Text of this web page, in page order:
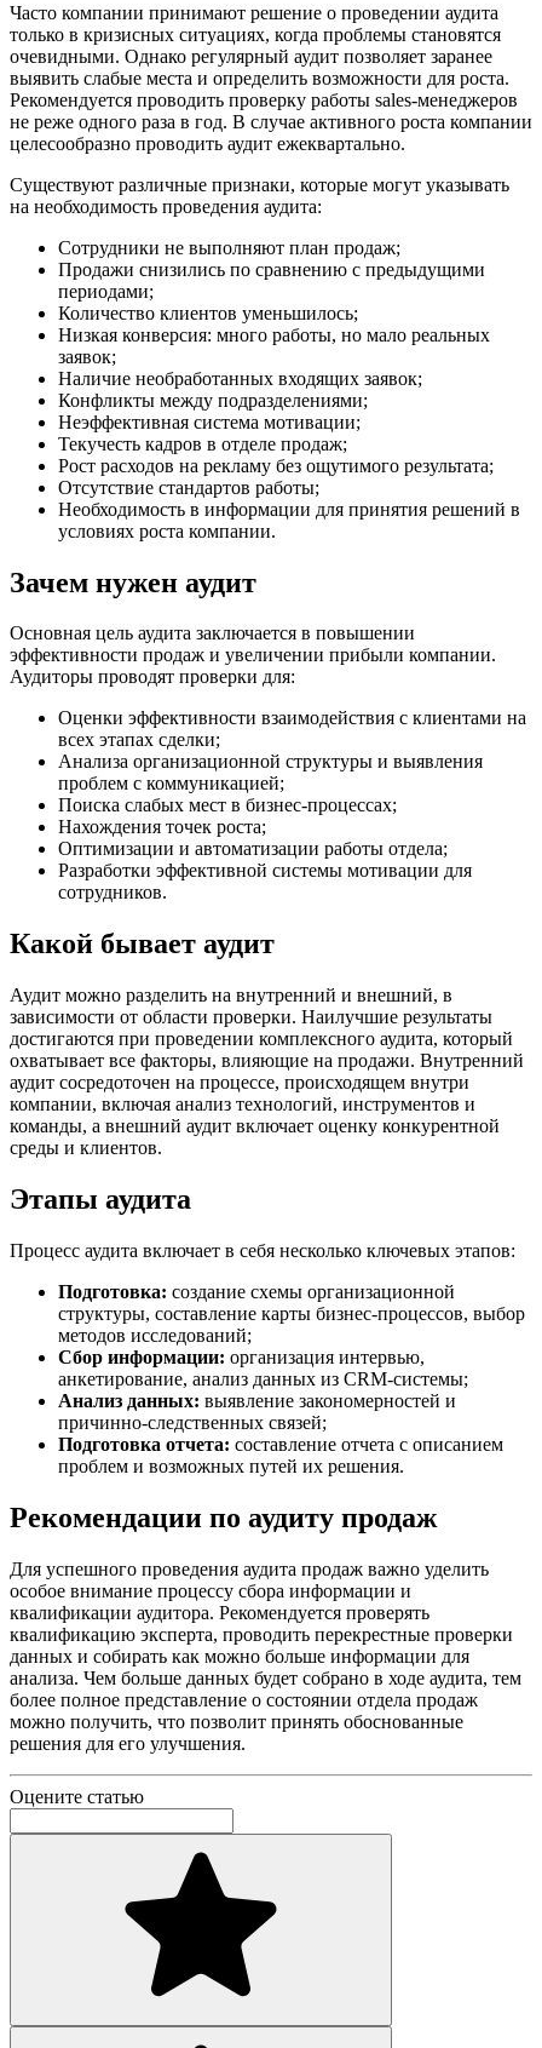
Часто компании принимают решение о проведении аудита
только в кризисных ситуациях, когда проблемы становятся
очевидными. Однако регулярный аудит позволяет заранее
выявить слабые места и определить возможности для роста.
Рекомендуется проводить проверку работы sales-менеджеров
не реже одного раза в год. В случае активного роста компании
целесообразно проводить аудит ежеквартально.
Существуют различные признаки, которые могут указывать
на необходимость проведения аудита:
Сотрудники не выполняют план продаж;
Продажи снизились по сравнению с предыдущими
периодами;
Количество клиентов уменьшилось;
Низкая конверсия: много работы, но мало реальных
заявок;
Наличие необработанных входящих заявок;
Конфликты между подразделениями;
Неэффективная система мотивации;
Текучесть кадров в отделе продаж;
Рост расходов на рекламу без ощутимого результата;
Отсутствие стандартов работы;
Необходимость в информации для принятия решений в
условиях роста компании.
Зачем нужен аудит
Основная цель аудита заключается в повышении
эффективности продаж и увеличении прибыли компании.
Аудиторы проводят проверки для:
Оценки эффективности взаимодействия с клиентами на
всех этапах сделки;
Анализа организационной структуры и выявления
проблем с коммуникацией;
Поиска слабых мест в бизнес-процессах;
Нахождения точек роста;
Оптимизации и автоматизации работы отдела;
Разработки эффективной системы мотивации для
сотрудников.
Какой бывает аудит
Аудит можно разделить на внутренний и внешний, в
зависимости от области проверки. Наилучшие результаты
достигаются при проведении комплексного аудита, который
охватывает все факторы, влияющие на продажи. Внутренний
аудит сосредоточен на процессе, происходящем внутри
компании, включая анализ технологий, инструментов и
команды, а внешний аудит включает оценку конкурентной
среды и клиентов.
Этапы аудита
Процесс аудита включает в себя несколько ключевых этапов:
Подготовка: создание схемы организационной
структуры, составление карты бизнес-процессов, выбор
методов исследований;
Сбор информации: организация интервью,
анкетирование, анализ данных из CRM-системы;
Анализ данных: выявление закономерностей и
причинно-следственных связей;
Подготовка отчета: составление отчета с описанием
проблем и возможных путей их решения.
Рекомендации по аудиту продаж
Для успешного проведения аудита продаж важно уделить
особое внимание процессу сбора информации и
квалификации аудитора. Рекомендуется проверять
квалификацию эксперта, проводить перекрестные проверки
данных и собирать как можно больше информации для
анализа. Чем больше данных будет собрано в ходе аудита, тем
более полное представление о состоянии отдела продаж
можно получить, что позволит принять обоснованные
решения для его улучшения.
Оцените статью